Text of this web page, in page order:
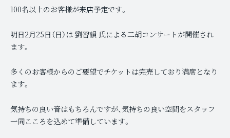
100名以上のお客様が来店予定です。
明日2月25日（日）は 劉習韻 氏による二胡コンサートが開催され
ます。
多くのお客様からのご要望でチケットは完売しており満席となり
ます。
気持ちの良い音はもちろんですが、気持ちの良い空間をスタッフ
一同こころを込めて準備しています。